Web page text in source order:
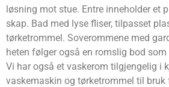
løs­ning mot stue. Entre inne­hol­der et
skap. Bad med lyse fli­ser, til­pas­set
tørke­trom­mel. Sove­rom­me­ne med
he­ten føl­ger også en roms­lig bod
Vi har også et vaske­rom til­gjen­ge­lig i
vaske­ma­skin og tørke­trom­mel til bruk